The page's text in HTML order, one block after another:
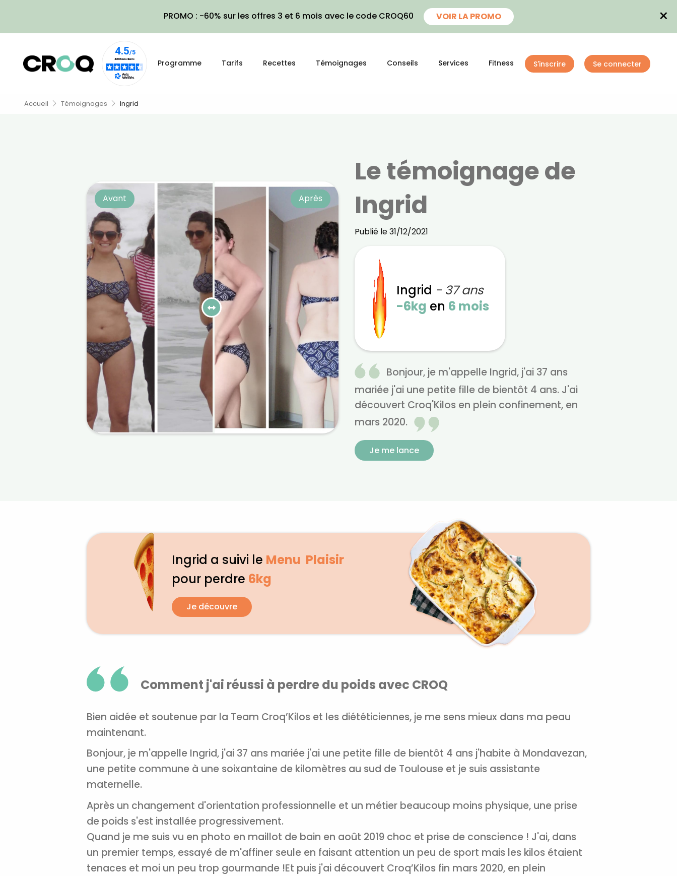
PROMO : -60% sur les offres 3 et 6 mois avec le code CROQ60 VOIR LA PROMO ×
Programme Tarifs Recettes Témoignages Conseils Services Fitness S'inscrire Se connecter
Accueil Témoignages Ingrid
Avant Après
Le témoignage de
Ingrid
Publié le 31/12/2021
Ingrid - 37 ans
-6kg en 6 mois
Bonjour, je m'appelle Ingrid, j'ai 37 ans
mariée j'ai une petite fille de bientôt 4 ans. J'ai
découvert Croq'Kilos en plein confinement, en
mars 2020.
Je me lance
Ingrid a suivi le Menu Plaisir
pour perdre 6kg
Je découvre
Comment j'ai réussi à perdre du poids avec CROQ
Bien aidée et soutenue par la Team Croq’Kilos et les diététiciennes, je me sens mieux dans ma peau
maintenant.
Bonjour, je m'appelle Ingrid, j'ai 37 ans mariée j'ai une petite fille de bientôt 4 ans j'habite à Mondavezan,
une petite commune à une soixantaine de kilomètres au sud de Toulouse et je suis assistante
maternelle.
Après un changement d'orientation professionnelle et un métier beaucoup moins physique, une prise
de poids s'est installée progressivement.
Quand je me suis vu en photo en maillot de bain en août 2019 choc et prise de conscience ! J'ai, dans
un premier temps, essayé de m'affiner seule en faisant attention un peu de sport mais les kilos étaient
tenaces et moi un peu trop gourmande !Et puis j'ai découvert Croq’Kilos fin mars 2020, en plein
×
!
CROQ.
Je consens à ce que la société Digital
Prisma Players analyse le taux d'ouverture
pourrons savoir si vous ouvrez les courriels,
l'heure à laquelle vous le faites ainsi que
utilisez. Pour en savoir plus sur ces traceurs,
voir notrepolitique de confidentialité.
Je reçois mon cadeau !